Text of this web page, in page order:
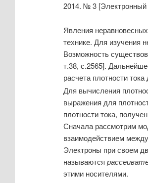
2014. № 3 [Электронный
Явления
технике. Для изучения
Возможность
т.38, с.2565].
расчета плотности
Для вычисления
выражения для
плотности тока,
Сначала рассмотрим
взаимодействием
Электроны при своем
называются
этими носителями.